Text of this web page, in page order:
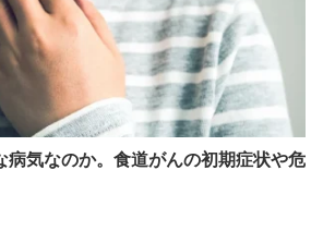
病気なのか。食道がんの初期症状や危